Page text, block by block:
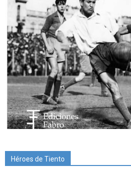
Héroes de Tiento